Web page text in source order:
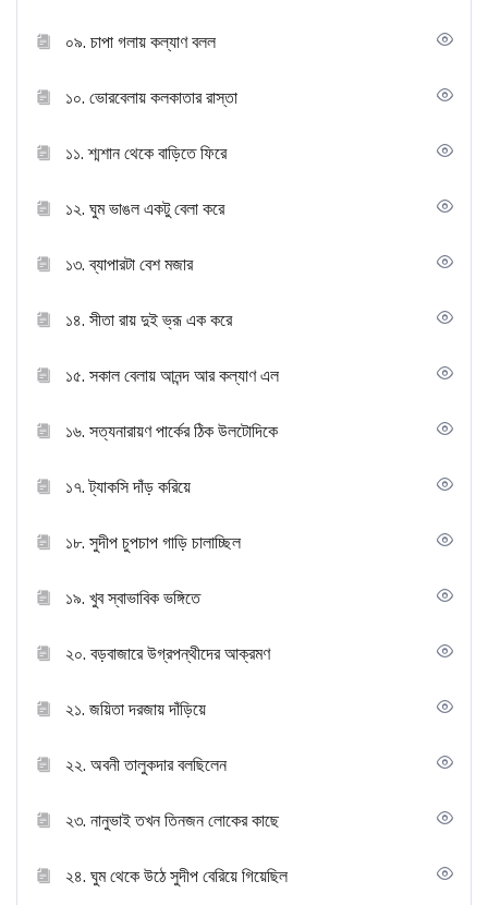
০৯. চাপা গলায় কল্যাণ বলল
১০. ভোরবেলায় কলকাতার রাস্তা
১১. শ্মশান থেকে বাড়িতে ফিরে
১২. ঘুম ভাঙল একটু বেলা করে
১৩. ব্যাপারটা বেশ মজার
১৪. সীতা রায় দুই ভ্রূ এক করে
১৫. সকাল বেলায় আনন্দ আর কল্যাণ এল
১৬. সত্যনারায়ণ পার্কের ঠিক উলটোদিকে
১৭. ট্যাকসি দাঁড় করিয়ে
১৮. সুদীপ চুপচাপ গাড়ি চালাচ্ছিল
১৯. খুব স্বাভাবিক ভঙ্গিতে
২০. বড়বাজারে উগ্রপন্থীদের আক্রমণ
২১. জয়িতা দরজায় দাঁড়িয়ে
২২. অবনী তালুকদার বলছিলেন
২৩. নানুভাই তখন তিনজন লোকের কাছে
২৪. ঘুম থেকে উঠে সুদীপ বেরিয়ে গিয়েছিল